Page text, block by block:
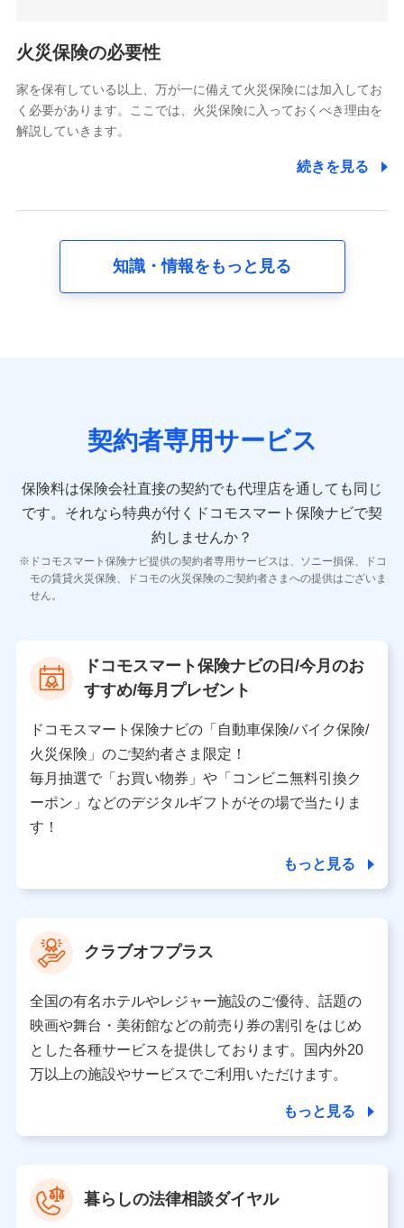
電話対応の品質向上およびお問合せ内容の正確な把握のため
6.採用応募者の個人情報
採用選考および入社手続を実施するため
8.取引先個人情報
取引先としての選定業務、営業情報の提供業務、契約締結手
10.受託業務の 個人情報
11.マイカー通勤管理クラウド並びに法人向けASPサー
ビスに関してのお問い合わせ情報
各種お問い合わせに対応するため
当社のサービスに関する情報提供や、皆様に有用なお知らせ
をお送りするため
当社の対応品質向上やお問い合わせ内容の正確な把握のため
個人情報保護管理者の職名、連絡先
〒103-0013 東京都中央区日本橋人形町2-14-10 アー
バンネット日本橋ビル 3F
株式会社ドコモ・インシュアランス
個人情報の第三者提供について
当社は利用目的の達成に必要な範囲内において個人情報
の取り扱いの全部または一部を委託する場合がありま
す。
個人データの共同利用
当社は株式会社NTTドコモとの間で、以下のとおり個
人データを共同利用します。
氏名、電話番号、メールアドレス、お客さまの識別子、属
性、連絡先、dポイントサービスのご利用に関する情報。例
として、dポイントカード番号、性別、年齢、家族構成、住
火災保険の必要性
家を保有している以上、万が一に備えて火災保険には加入してお
く必要があります。ここでは、火災保険に入っておくべき理由を
解説していきます。
続きを見る
知識・情報をもっと見る
契約者専用サービス
保険料は保険会社直接の契約でも代理店を通しても同じ
です。 それなら特典が付くドコモスマート保険ナビで契
約しませんか？
ドコモスマート保険ナビ提供の契約者専用サービスは、ソニー損保、ドコ
モの賃貸火災保険、ドコモの火災保険のご契約者さまへの提供はございま
せん。
ドコモスマート保険ナビの日/今月のお
すすめ/毎月プレゼント
ドコモスマート保険ナビの「自動車保険/バイク保険/
火災保険」のご契約者さま限定！
毎月抽選で「お買い物券」や「コンビニ無料引換ク
ーポン」などのデジタルギフトがその場で当たりま
す！
もっと見る
クラブオフプラス
全国の有名ホテルやレジャー施設のご優待、話題の
映画や舞台・美術館などの前売り券の割引をはじめ
とした各種サービスを提供しております。国内外20
万以上の施設やサービスでご利用いただけます。
もっと見る
暮らしの法律相談ダイヤル